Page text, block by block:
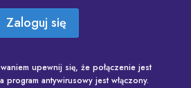
Zaloguj się
upewnij się, że połączenie jest
program antywirusowy jest włączony.